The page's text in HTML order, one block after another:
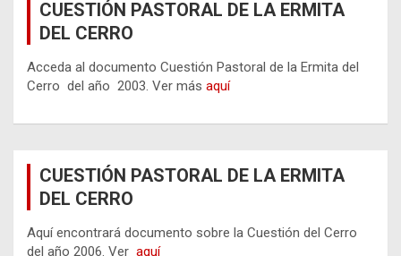
CUESTIÓN PASTORAL DE LA ERMITA
DEL CERRO
Acceda al documento Cuestión Pastoral de la Ermita del
Cerro del año 2003. Ver más aquí
CUESTIÓN PASTORAL DE LA ERMITA
DEL CERRO
Aquí encontrará documento sobre la Cuestión del Cerro
del año 2006. Ver aquí